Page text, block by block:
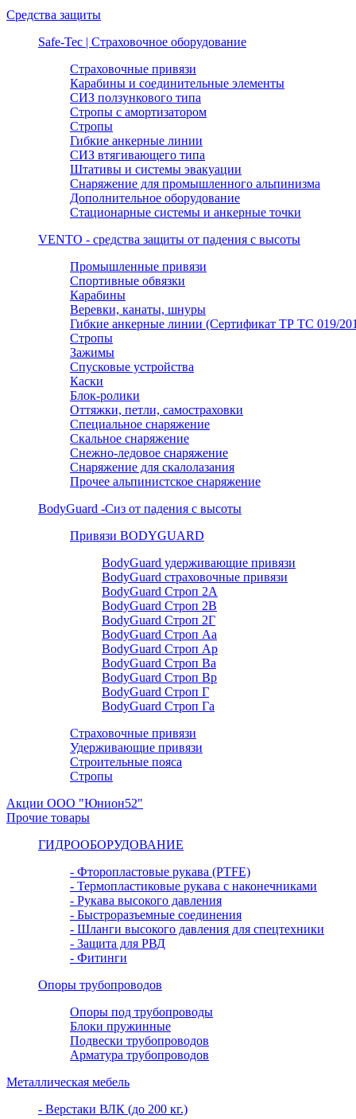
Средства защиты
Safe-Tec | Страховочное оборудование
Страховочные привязи
Карабины и соединительные элементы
СИЗ ползункового типа
Стропы с амортизатором
Стропы
Гибкие анкерные линии
СИЗ втягивающего типа
Штативы и системы эвакуации
Снаряжение для промышленного альпинизма
Дополнительное оборудование
Стационарные системы и анкерные точки
VENTO - средства защиты от падения с высоты
Промышленные привязи
Спортивные обвязки
Карабины
Веревки, канаты, шнуры
Гибкие анкерные линии (Сертификат ТР ТС 019/
Стропы
Зажимы
Спусковые устройства
Каски
Блок-ролики
Оттяжки, петли, самостраховки
Специальное снаряжение
Скальное снаряжение
Снежно-ледовое снаряжение
Снаряжение для скалолазания
Прочее альпинистское снаряжение
BodyGuard -Сиз от падения с высоты
Привязи BODYGUARD
BodyGuard удерживающие привязи
BodyGuard страховочные привязи
BodyGuard Строп 2А
BodyGuard Строп 2В
BodyGuard Строп 2Г
BodyGuard Строп Аа
BodyGuard Строп Ар
BodyGuard Строп Ва
BodyGuard Строп Вр
BodyGuard Строп Г
BodyGuard Строп Га
Страховочные привязи
Удерживающие привязи
Строительные пояса
Стропы
Акции ООО "Юнион52"
Прочие товары
ГИДРООБОРУДОВАНИЕ
- Фторопластовые рукава (PTFE)
- Термопластиковые рукава с наконечниками
- Рукава высокого давления
- Быстроразъемные соединения
- Шланги высокого давления для спецтехники
- Защита для РВД
- Фитинги
Опоры трубопроводов
Опоры под трубопроводы
Блоки пружинные
Подвески трубопроводов
Арматура трубопроводов
Металлическая мебель
- Верстаки ВЛК (до 200 кг.)